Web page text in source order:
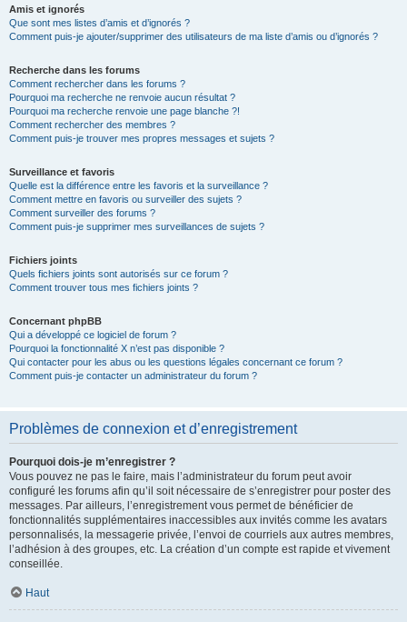
Amis et ignorés
Que sont mes listes d’amis et d’ignorés ?
Comment puis-je ajouter/supprimer des utilisateurs de ma liste d’amis ou d’ignorés ?
Recherche dans les forums
Comment rechercher dans les forums ?
Pourquoi ma recherche ne renvoie aucun résultat ?
Pourquoi ma recherche renvoie une page blanche ?!
Comment rechercher des membres ?
Comment puis-je trouver mes propres messages et sujets ?
Surveillance et favoris
Quelle est la différence entre les favoris et la surveillance ?
Comment mettre en favoris ou surveiller des sujets ?
Comment surveiller des forums ?
Comment puis-je supprimer mes surveillances de sujets ?
Fichiers joints
Quels fichiers joints sont autorisés sur ce forum ?
Comment trouver tous mes fichiers joints ?
Concernant phpBB
Qui a développé ce logiciel de forum ?
Pourquoi la fonctionnalité X n’est pas disponible ?
Qui contacter pour les abus ou les questions légales concernant ce forum ?
Comment puis-je contacter un administrateur du forum ?
Problèmes de connexion et d’enregistrement
Pourquoi dois-je m’enregistrer ?
Vous pouvez ne pas le faire, mais l’administrateur du forum peut avoir
configuré les forums afin qu’il soit nécessaire de s’enregistrer pour poster des
messages. Par ailleurs, l’enregistrement vous permet de bénéficier de
fonctionnalités supplémentaires inaccessibles aux invités comme les avatars
personnalisés, la messagerie privée, l’envoi de courriels aux autres membres,
l’adhésion à des groupes, etc. La création d’un compte est rapide et vivement
conseillée.
Haut